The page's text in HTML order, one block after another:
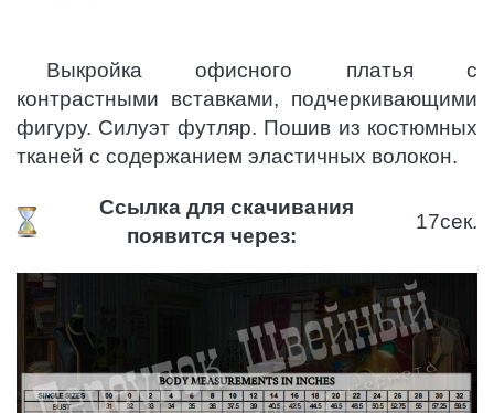
Выкройка офисного платья с
контрастными вставками, подчеркивающими
фигуру. Силуэт футляр. Пошив из костюмных
тканей с содержанием эластичных волокон.
Ссылка для скачивания
появится через:
17сек.